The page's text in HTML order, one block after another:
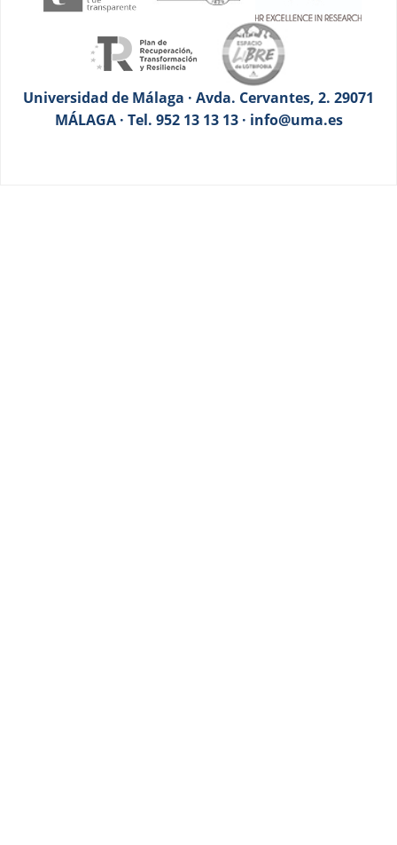
Universidad de Málaga · Avda. Cervantes, 2. 29071
MÁLAGA · Tel. 952 13 13 13 · info@uma.es